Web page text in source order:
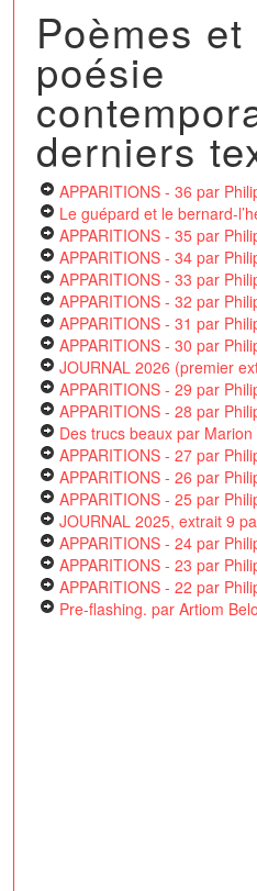
Poèmes
poésie
derniers
APPARITIONS - 36 par
Le guépard et le bernard-
APPARITIONS - 35par
APPARITIONS - 34par
APPARITIONS - 33 par
APPARITIONS - 32 par
APPARITIONS - 31 par
APPARITIONS - 30 par
JOURNAL 2026 (premier
APPARITIONS - 29 par
APPARITIONS - 28 par
Des trucs beauxpar Marion
APPARITIONS - 27par
APPARITIONS - 26 par
APPARITIONS - 25par
JOURNAL 2025, extrait 9
APPARITIONS - 24par
APPARITIONS - 23 par
APPARITIONS - 22 par
Pre-flashing. par Artiom